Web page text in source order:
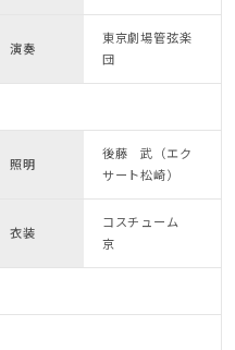
演奏
東京劇場管弦楽
団
照明
後藤 武（エク
サート松崎）
衣装
コスチューム
京